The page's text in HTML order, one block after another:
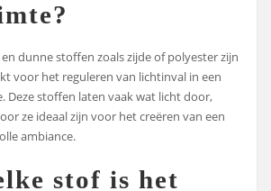
dunne stoffen zoals zijde of polyester zijn
voor het reguleren van lichtinval in een
Deze stoffen laten vaak wat licht door,
ze ideaal zijn voor het creëren van een
ambiance.
stof is het